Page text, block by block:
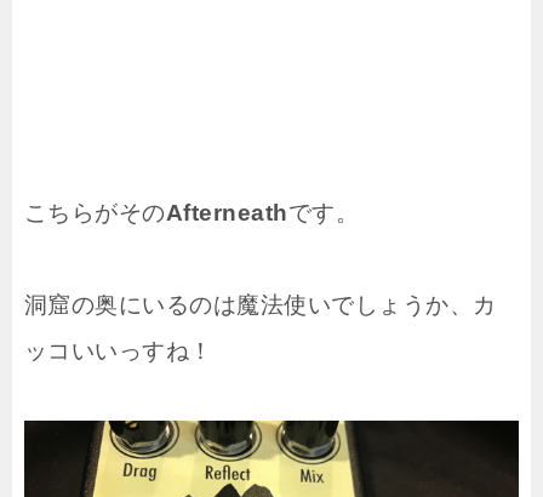
こちらがそのAfterneathです。
洞窟の奥にいるのは魔法使いでしょうか、カ
ッコいいっすね！